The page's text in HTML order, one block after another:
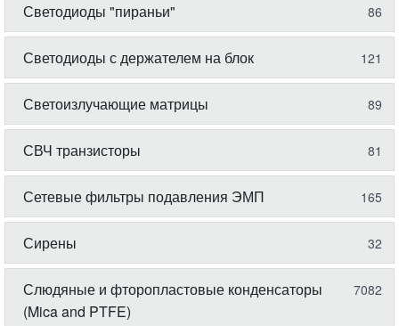
Светодиоды "пираньи" 86
Светодиоды с держателем на блок 121
Светоизлучающие матрицы 89
СВЧ транзисторы 81
Сетевые фильтры подавления ЭМП 165
Сирены 32
Слюдяные и фторопластовые конденсаторы
(Mica and PTFE)
7082